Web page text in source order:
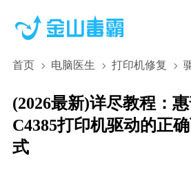
首页 电脑医生 打印机修复
(2026最新)详尽教程：
C4385打印机驱动的正
式